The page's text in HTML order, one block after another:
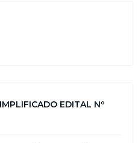
EDITAL Nº